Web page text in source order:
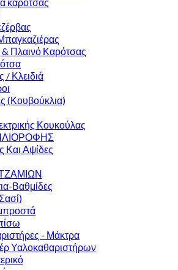
καρότσας
Πλαινό Καρότσας
/ Κλειδιά
(Κουβούκλια)
Κουκούλας
Και Αψίδες
Βαθμίδες
- Μάκτρα
Υαλοκαθαριστήρων